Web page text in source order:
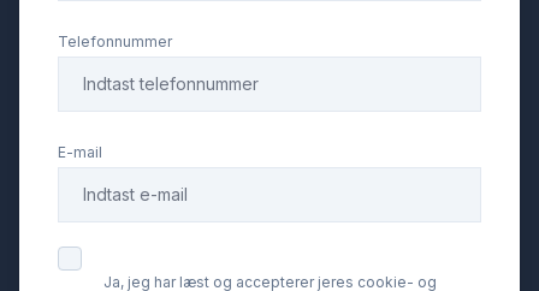
el-indstillelige forsæder
el-klapbare sidespejle
elektrisk parkeringsbremse
Telefonnummer
E-mail
Ja, jeg har læst og accepterer jeres cookie- og